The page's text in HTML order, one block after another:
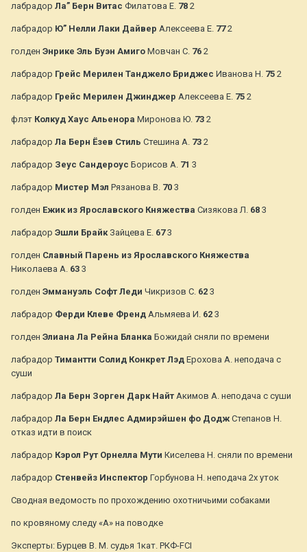
лабрадор Ла” Берн Витас Филатова Е. 78 2
лабрадор Ю” Нелли Лаки Дайвер Алексеева Е. 772
голден Энрике Эль Буэн Амиго Мовчан С. 76 2
лабрадор Грейс Мерилен Танджело Бриджес Иванова Н. 75 2
лабрадор Грейс Мерилен Джинджер Алексеева Е. 75 2
флэт Колкуд Хаус Альенора Миронова Ю. 73 2
лабрадор Ла Берн Ёзев Стиль Стешина А. 73 2
лабрадор Зеус Сандероус Борисов А. 71 3
лабрадор Мистер Мэл Рязанова В. 70 3
голден Ежик из Ярославского Княжества Сизякова Л. 68 3
лабрадор Эшли БрайкЗайцева Е. 673
голден Славный Парень из Ярославского Княжества
Николаева А. 63 3
голден Эммануэль Софт Леди Чикризов С. 62 3
лабрадор Ферди Клеве Френд Альмяева И. 62 3
голден Элиана Ла Рейна Бланка Божидай сняли по времени
лабрадор Тимантти Солид Конкрет Лэд Ерохова А. неподача с
суши
лабрадор Ла Берн Зорген Дарк Найт Акимов А. неподача с суши
лабрадор Ла Берн Ендлес Адмирэйшен фо Додж Степанов Н.
отказ идти в поиск
лабрадор Кэрол Рут Орнелла Мути Киселева Н. сняли по времени
лабрадор Стенвейз Инспектор Горбунова Н. неподача 2х уток
Сводная ведомость по прохождению охотничьими собаками
по кровяному следу «А» на поводке
Эксперты: Бурцев В. М. судья 1кат. РКФ-FCI